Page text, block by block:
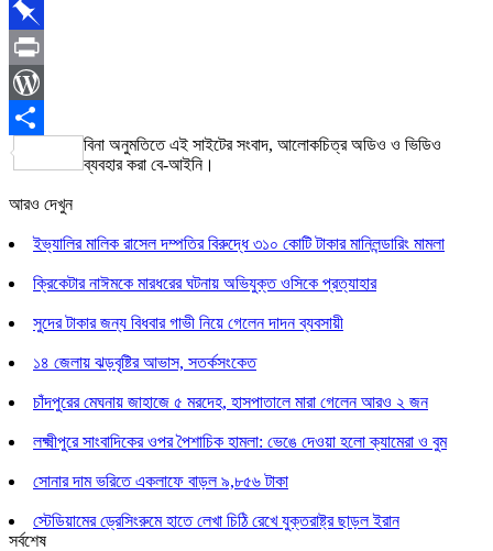
Copy
Link
Pinboard
Print
WordPress
Share
বিনা অনুমতিতে এই সাইটের সংবাদ, আলোকচিত্র অডিও ও ভিডিও
ব্যবহার করা বে-আইনি।
আরও দেখুন
ইভ্যালির মালিক রাসেল দম্পতির বিরুদ্ধে ৩১০ কোটি টাকার মানিলন্ডারিং মামলা
ক্রিকেটার নাঈমকে মারধরের ঘটনায় অভিযুক্ত ওসিকে প্রত্যাহার
সুদের টাকার জন্য বিধবার গাভী নিয়ে গেলেন দাদন ব্যবসায়ী
১৪ জেলায় ঝড়বৃষ্টির আভাস, সতর্কসংকেত
চাঁদপুরের মেঘনায় জাহাজে ৫ মরদেহ, হাসপাতালে মারা গেলেন আরও ২ জন
লক্ষ্মীপুরে সাংবাদিকের ওপর পৈশাচিক হামলা: ভেঙে দেওয়া হলো ক্যামেরা ও বুম
সোনার দাম ভরিতে একলাফে বাড়ল ৯,৮৫৬ টাকা
স্টেডিয়ামের ড্রেসিংরুমে হাতে লেখা চিঠি রেখে যুক্তরাষ্ট্র ছাড়ল ইরান
সর্বশেষ